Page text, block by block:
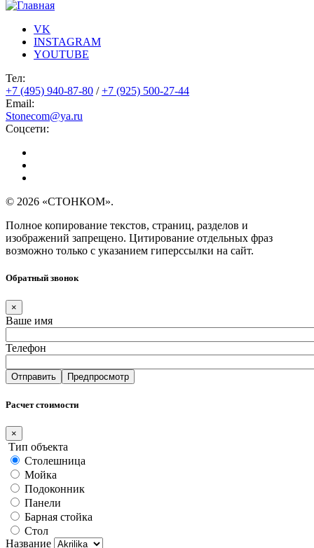
VK
INSTAGRAM
YOUTUBE
Тел:
+7 (495) 940-87-80 /+7 (925) 500-27-44
Email:
Stonecom@ya.ru
Соцсети:
© 2026 «СТОНКОМ».
Полное копирование текстов, страниц, разделов и
изображений запрещено. Цитирование отдельных фраз
возможно только с указанием гиперссылки на сайт.
Обратный звонок
×
Ваше имя
Телефон
Расчет стоимости
×
Тип объекта
Столешница
Мойка
Подоконник
Панели
Барная стойка
Стол
Название